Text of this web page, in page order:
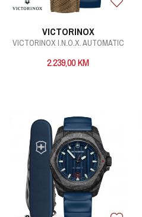
VICTORINOX
VICTORINOX I.N.O.X. AUTOMATIC
2.239,00KM